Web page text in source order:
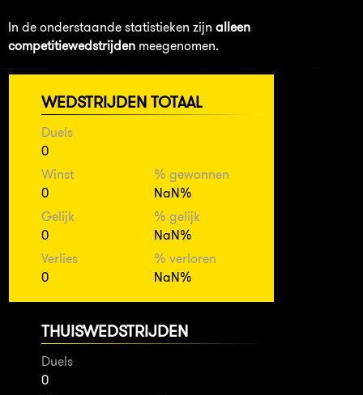
In de onderstaande statistieken zijn alleen
competitiewedstrijden meegenomen.
WEDSTRIJDEN TOTAAL
Duels
0
Winst
0
% gewonnen
NaN%
Gelijk
0
% gelijk
NaN%
Verlies
0
% verloren
NaN%
THUISWEDSTRIJDEN
Duels
0